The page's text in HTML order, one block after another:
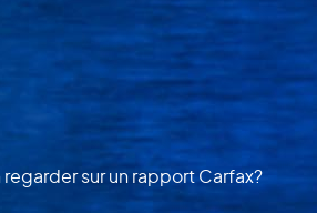
sur un rapport Carfax?